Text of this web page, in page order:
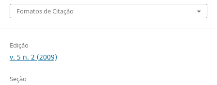
Fomatos de Citação
Edição
v. 5 n. 2 (2009)
Seção